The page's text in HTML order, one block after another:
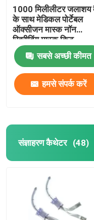
1000 मिलीलीटर जलाशय
के साथ मेडिकल पोर्टेबल
ऑक्सीजन मास्क नॉन
रिब्रीदिंग मास्क किट
सबसे अच्छी कीमत
हमसे संपर्क करें
संज्ञाहरण कैथेटर (48)